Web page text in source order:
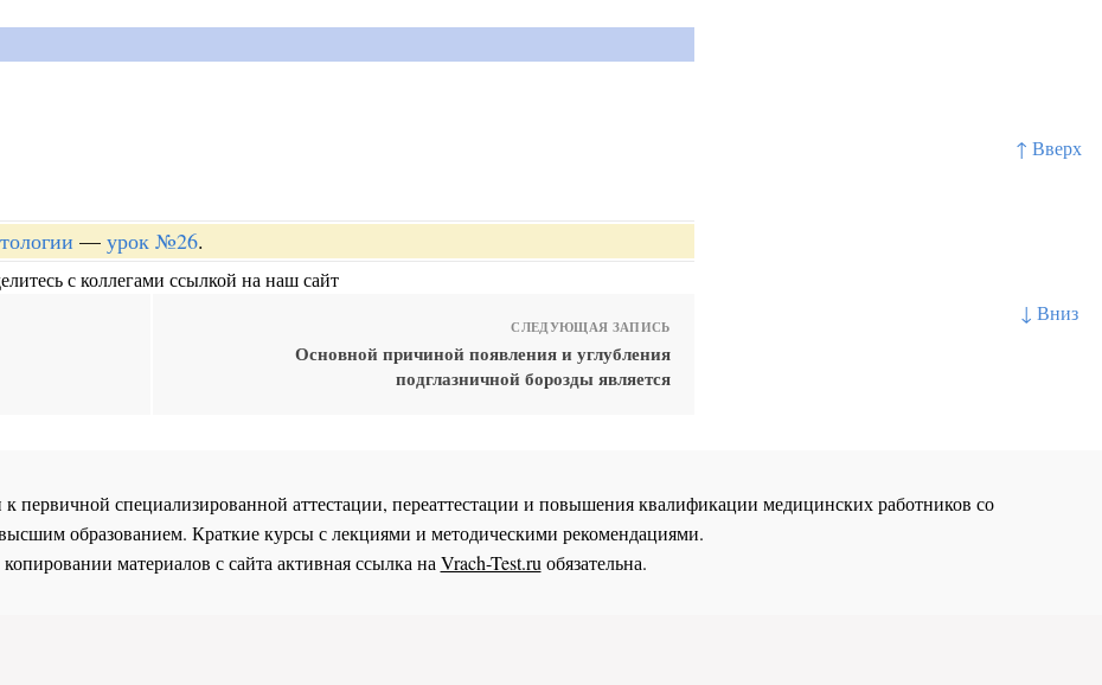
↑ Вверх
↓ Вниз
— урок №26.
с коллегами ссылкой на наш сайт
СЛЕДУЮЩАЯ ЗАПИСЬ
Основной причиной появления и углубления
подглазничной борозды является
первичной специализированной аттестации, переаттестации и повышения квалификации медицинских работников со
образованием. Краткие курсы с лекциями и методическими рекомендациями.
материалов с сайта активная ссылка наVrach-Test.ruобязательна.